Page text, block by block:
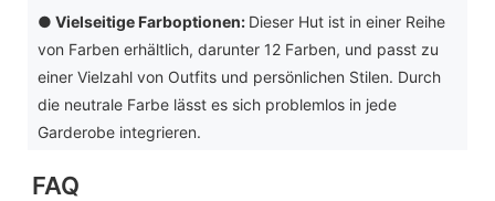
● Vielseitige Farboptionen: Dieser Hut ist in einer Reihe
von Farben erhältlich, darunter 12 Farben, und passt zu
einer Vielzahl von Outfits und persönlichen Stilen. Durch
die neutrale Farbe lässt es sich problemlos in jede
Garderobe integrieren.
FAQ